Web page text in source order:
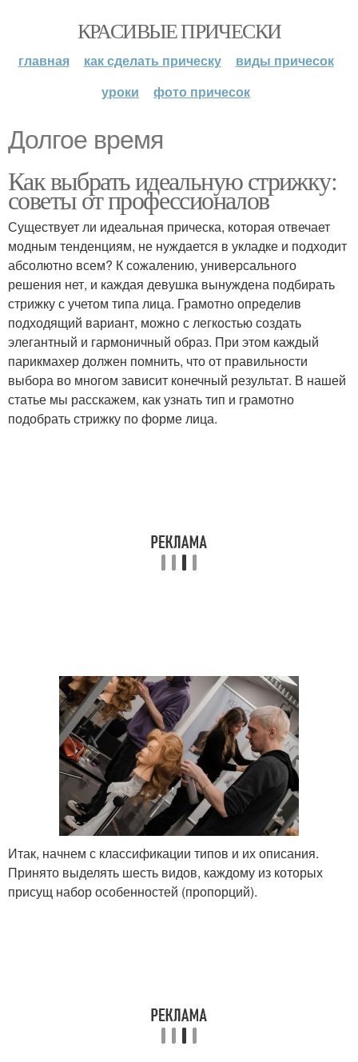
КРАСИВЫЕ ПРИЧЕСКИ
главная как сделать прическу
виды причесок
уроки
фото причесок
Долгое время
Как выбрать идеальную стрижку:
советы от профессионалов
Существует ли идеальная прическа, которая отвечает
модным тенденциям, не нуждается в укладке и подходит
абсолютно всем? К сожалению, универсального
решения нет, и каждая девушка вынуждена подбирать
стрижку с учетом типа лица. Грамотно определив
подходящий вариант, можно с легкостью создать
элегантный и гармоничный образ. При этом каждый
парикмахер должен помнить, что от правильности
выбора во многом зависит конечный результат. В нашей
статье мы расскажем, как узнать тип и грамотно
подобрать стрижку по форме лица.
Итак, начнем с классификации типов и их описания.
Принято выделять шесть видов, каждому из которых
присущ набор особенностей (пропорций).